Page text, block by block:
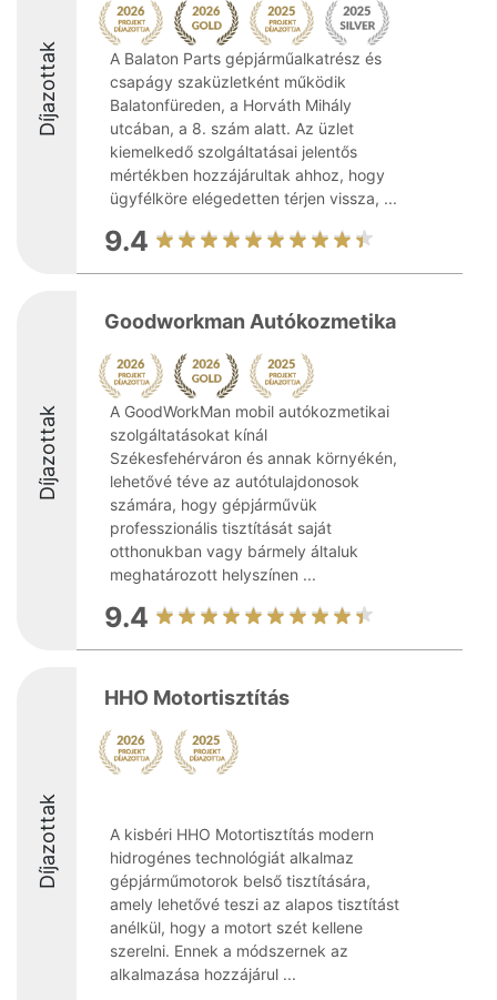
Díjazottak
A Balaton Parts gépjárműalkatrész és
csapágy szaküzletként működik
Balatonfüreden, a Horváth Mihály
utcában, a 8. szám alatt. Az üzlet
kiemelkedő szolgáltatásai jelentős
mértékben hozzájárultak ahhoz, hogy
ügyfélköre elégedetten térjen vissza, ...
9.4
Díjazottak
Goodworkman Autókozmetika
A GoodWorkMan mobil autókozmetikai
szolgáltatásokat kínál
Székesfehérváron és annak környékén,
lehetővé téve az autótulajdonosok
számára, hogy gépjárművük
professzionális tisztítását saját
otthonukban vagy bármely általuk
meghatározott helyszínen ...
9.4
Díjazottak
HHO Motortisztítás
A kisbéri HHO Motortisztítás modern
hidrogénes technológiát alkalmaz
gépjárműmotorok belső tisztítására,
amely lehetővé teszi az alapos tisztítást
anélkül, hogy a motort szét kellene
szerelni. Ennek a módszernek az
alkalmazása hozzájárul ...